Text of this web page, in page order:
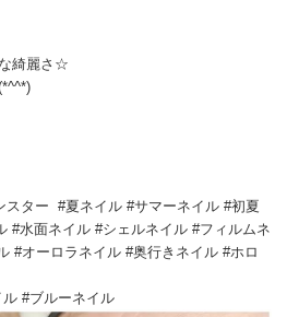
綺麗さ☆
スター #夏ネイル #サマーネイル #初夏
#水面ネイル #シェルネイル #フィルムネ
#オーロラネイル #奥行きネイル #ホロ
#ブルーネイル